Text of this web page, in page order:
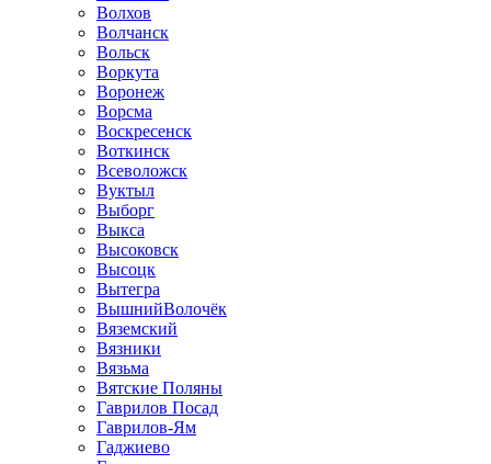
Волхов
Волчанск
Вольск
Воркута
Воронеж
Ворсма
Воскресенск
Воткинск
Всеволожск
Вуктыл
Выборг
Выкса
Высоковск
Высоцк
Вытегра
ВышнийВолочёк
Вяземский
Вязники
Вязьма
Вятские Поляны
Гаврилов Посад
Гаврилов-Ям
Гаджиево